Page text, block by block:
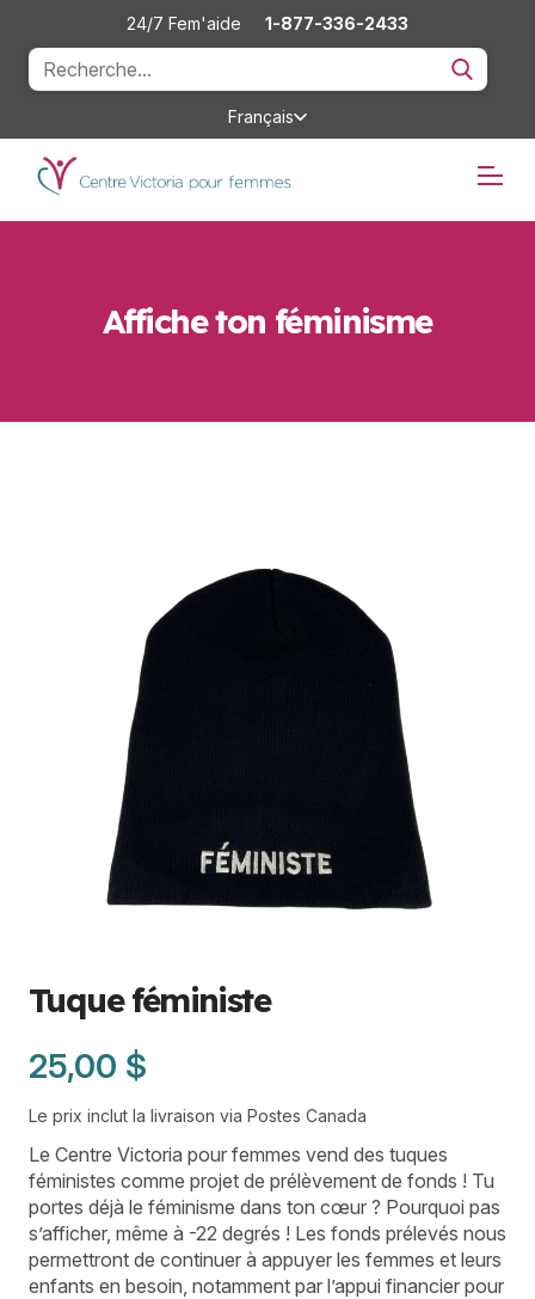
24/7 Fem'aide 1-877-336-2433
Français
Affiche ton féminisme
Tuque féministe
25,00 $
Le prix inclut la livraison via Postes Canada
Le Centre Victoria pour femmes vend des tuques
féministes comme projet de prélèvement de fonds ! Tu
portes déjà le féminisme dans ton cœur ? Pourquoi pas
s’afficher, même à -22 degrés ! Les fonds prélevés nous
permettront de continuer à appuyer les femmes et leurs
enfants en besoin, notamment par l’appui financier pour